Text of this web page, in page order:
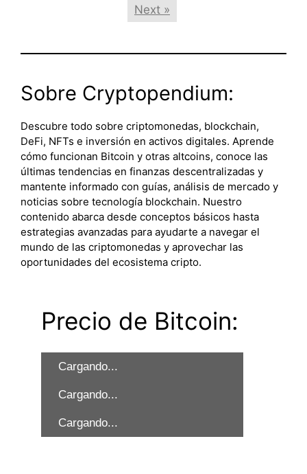
Next »
Sobre Cryptopendium:
Descubre todo sobre criptomonedas, blockchain,
DeFi, NFTs e inversión en activos digitales. Aprende
cómo funcionan Bitcoin y otras altcoins, conoce las
últimas tendencias en finanzas descentralizadas y
mantente informado con guías, análisis de mercado y
noticias sobre tecnología blockchain. Nuestro
contenido abarca desde conceptos básicos hasta
estrategias avanzadas para ayudarte a navegar el
mundo de las criptomonedas y aprovechar las
oportunidades del ecosistema cripto.
Precio de Bitcoin:
Cargando...
Cargando...
Cargando...